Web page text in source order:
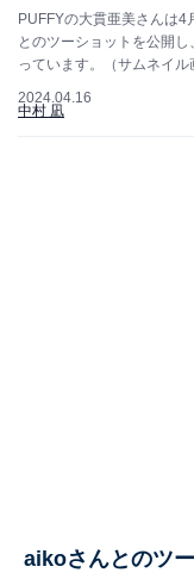
PUFFYの大貫亜美さんは
とのツーショットを公開
っています。（サムネイ
2024.04.16
中村 凪
aikoさんとのツ